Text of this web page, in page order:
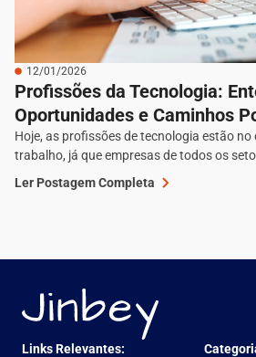
12/01/2026
Profissões da Tecnologia:
Oportunidades e Caminhos
Hoje, as profissões de tecnologia estão
trabalho, já que empresas de todos os
Ler Postagem Completa
Links Relevantes: